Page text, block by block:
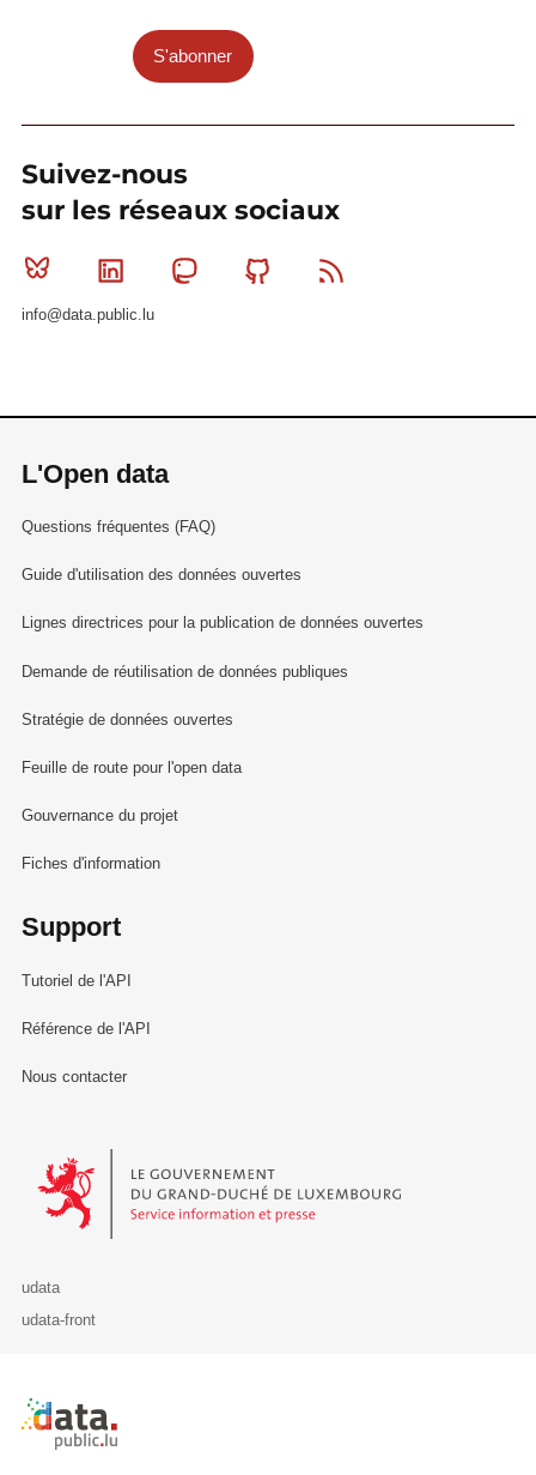
S'abonner
Suivez-nous
sur les réseaux sociaux
Bluesky Linkedin MastodonGithub
info@data.public.lu
L'Open data
Questions fréquentes (FAQ)
Guide d'utilisation des données ouvertes
Lignes directrices pour la publication de données ouvertes
Demande de réutilisation de données publiques
Stratégie de données ouvertes
Feuille de route pour l'open data
Gouvernance du projet
Fiches d'information
Support
Tutoriel de l'API
Référence de l'API
Nous contacter
Le Gouvernement du Grand-Duché de Luxembourg - Service
udata
udata-front
Retour à l'accueil de data.public.lu